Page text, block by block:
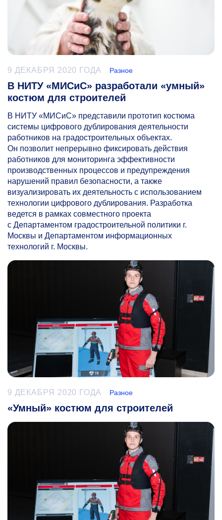
9 ДЕКАБРЯ 2020 ГОДА Разное
В НИТУ «МИСиС» разработали «умный»
костюм для строителей
В НИТУ «МИСиС» представили прототип костюма
системы цифрового дублирования деятельности
работников на градостроительных объектах.
Он позволит непрерывно фиксировать действия
работников для мониторинга эффективности
производственных процессов и предупреждения
нарушений правил безопасности, а также
визуализировать их деятельность с использованием
технологии цифрового дублирования. Разработка
ведется в рамках совместного проекта
с Департаментом градостроительной политики г.
Москвы и Департаментом информационных
технологий г. Москвы.
9 ДЕКАБРЯ 2020 ГОДА Разное
«Умный» костюм для строителей